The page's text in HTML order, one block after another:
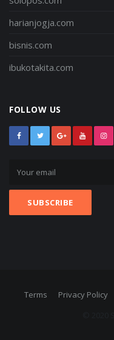
harianjogja.com
bisnis.com
ibukotakita.com
FOLLOW US
Terms Privacy Policy